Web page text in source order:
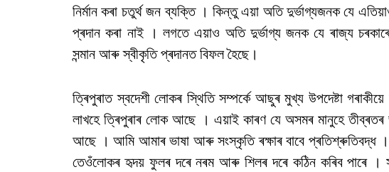
নিৰ্মান কৰা চতুৰ্থ জন‌ ব্যক্তি । কিন্তু এয়া অতি দুৰ্ভাগ্যজনক যে
প্ৰদান কৰা নাই ।‌ লগতে এয়াও অতি দুৰ্ভাগ্য জনক যে ৰাজ্য
সন্মান আৰু স্বীকৃতি প্ৰদানত বিফল হৈছে।
ত্ৰিপুৰাত স্বদেশী লোকৰ স্থিতি সম্পৰ্কে আছুৰ মুখ্য উপদেষ্টা
লাখহে ত্ৰিপুৰাৰ লোক আছে । এয়াই কাৰণ যে অসমৰ মানুহে তীব্ৰতৰ
আছে । আমি আমাৰ ভাষা আৰু সংস্কৃতি ৰক্ষাৰ বাবে প্ৰতিশ্ৰুতিবদ্ধ
তেওঁলোকৰ হৃদয় ফুলৰ দৰে নৰম আৰু শিলৰ দৰে কঠিন কৰিব পাৰে ।